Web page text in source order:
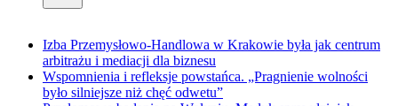
Izba Przemysłowo-Handlowa w Krakowie była jak centrum
arbitrażu i mediacji dla biznesu
Wspomnienia i refleksje powstańca. „Pragnienie wolności
było silniejsze niż chęć odwetu”